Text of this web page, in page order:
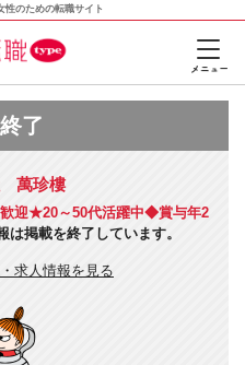
性のための転職サイト
了
萬珍樓
迎★20～50代活躍中◆賞与年2
は掲載を終了しています。
求人情報を見る